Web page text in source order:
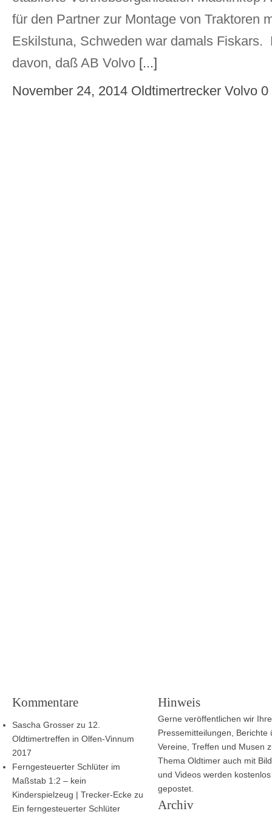
für den Partner zur Montage von Traktoren
Eskilstuna, Schweden war damals Fiskars.
davon, daß AB Volvo [...]
November 24, 2014 Oldtimertrecker Volvo 0
Kommentare
Sascha Grosser zu 12.
Oldtimertreffen in Olfen-Vinnum
2017
Ferngesteuerter Schlüter im
Maßstab 1:2 – kein
Kinderspielzeug | Trecker-Ecke zu
Ein ferngesteuerter Schlüter
Hinweis
Gerne veröffentlichen wir Ihre
Pressemitteilungen, Berichte
Vereine, Treffen und Musen
Thema Oldtimer auch mit
und Videos werden kostenlos
gepostet.
Archiv